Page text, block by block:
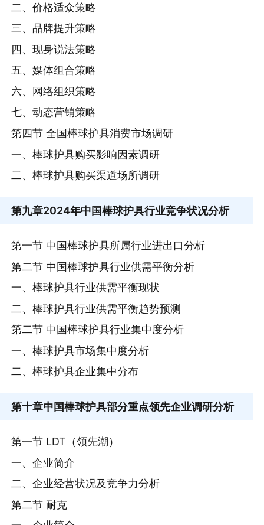
二、价格适众策略
三、品牌提升策略
四、现身说法策略
五、媒体组合策略
六、网络组织策略
七、动态营销策略
第四节 全国棒球护具消费市场调研
一、棒球护具购买影响因素调研
二、棒球护具购买渠道场所调研
第九章2024年中国棒球护具行业竞争状况分析
第一节 中国棒球护具所属行业进出口分析
第二节 中国棒球护具行业供需平衡分析
一、棒球护具行业供需平衡现状
二、棒球护具行业供需平衡趋势预测
第二节 中国棒球护具行业集中度分析
一、棒球护具市场集中度分析
二、棒球护具企业集中分布
第十章中国棒球护具部分重点领先企业调研分析
第一节 LDT（领先潮）
一、企业简介
二、企业经营状况及竞争力分析
第二节 耐克